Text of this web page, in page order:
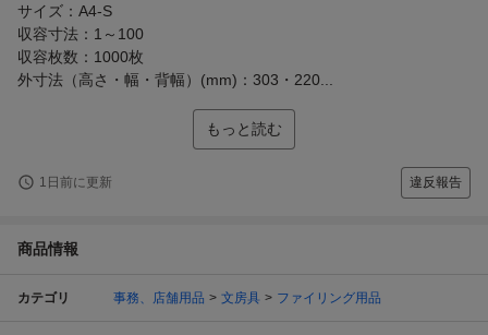
サイズ：A4-S
収容寸法：1～100
収容枚数：1000枚
外寸法（高さ・幅・背幅）(mm)：303・220...
もっと読む
1日前に更新 違反報告
商品情報
カテゴリ 事務、店舗用品 文房具 ファイリング用品